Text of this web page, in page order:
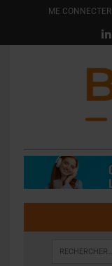
ME CONNECTER